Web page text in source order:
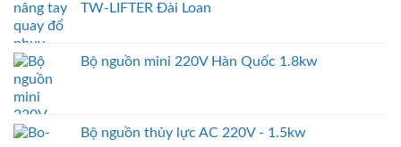
TW-LIFTER Đài Loan
Bộ nguồn mini 220V Hàn Quốc 1.8kw
Bộ nguồn thủy lực AC 220V - 1.5kw